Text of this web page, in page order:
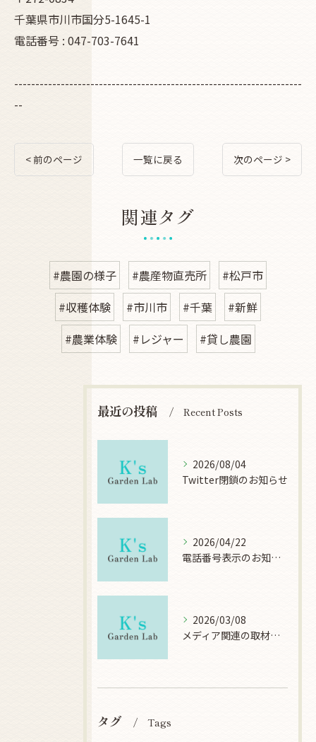
千葉県市川市国分5-1645-1
電話番号 : 047-703-7641
--------------------------------------------------------------------
--
< 前のページ 一覧に戻る 次のページ >
関連タグ
#農園の様子 #農産物直売所
#松戸市
#収穫体験
#市川市 #千葉
#新鮮
#農業体験
#レジャー #貸し農園
最近の投稿 Recent Posts
2026/08/04
Twitter閉鎖のお知らせ
2026/04/22
電話番号表示のお知らせ
2026/03/08
メディア関連の取材について
タグ Tags